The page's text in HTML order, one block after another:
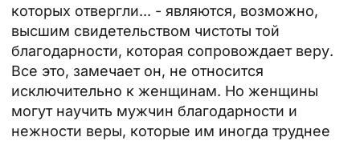
которых отвергли... - являются, возможно,
высшим свидетельством чистоты той
благодарности, которая сопровождает веру.
Все это, замечает он, не относится
исключительно к женщинам. Но женщины
могут научить мужчин благодарности и
нежности веры, которые им иногда труднее